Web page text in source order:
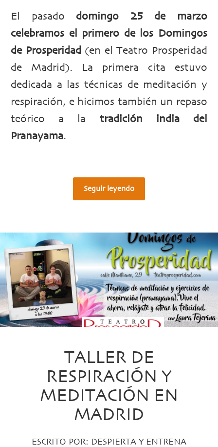
El pasado domingo 25 de marzo
celebramos el primero de los Domingos
de Prosperidad (en el Teatro Prosperidad
de Madrid). La primera cita estuvo
dedicada a las técnicas de meditación y
respiración, e hicimos también un repaso
teórico a la tradición india del
Pranayama.
Seguir leyendo
TALLER DE
RESPIRACIÓN Y
MEDITACIÓN EN
MADRID
ESCRITO POR: DESPIERTA Y ENTRENA